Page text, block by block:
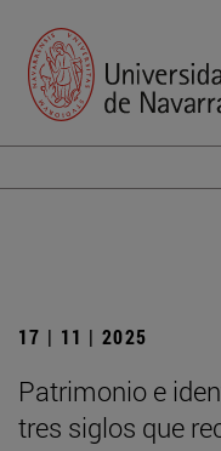
17 | 11 | 2025
Patrimonio e
tres siglos que